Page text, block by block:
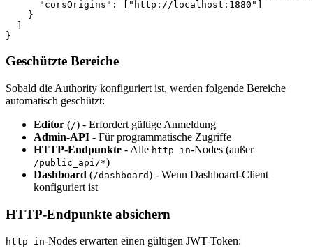
      "corsOrigins"
: [ "http://localhost:1880" ]
    }
  ]
}
Geschützte Bereiche
Sobald die Authority konfiguriert ist, werden folgende Bereiche
automatisch geschützt:
Editor (/) - Erfordert gültige Anmeldung
Admin-API - Für programmatische Zugriffe
HTTP-Endpunkte - Alle http in-Nodes (außer
/public_api/*)
Dashboard (/dashboard) - Wenn Dashboard-Client
konfiguriert ist
HTTP-Endpunkte absichern
http in-Nodes erwarten einen gültigen JWT-Token: